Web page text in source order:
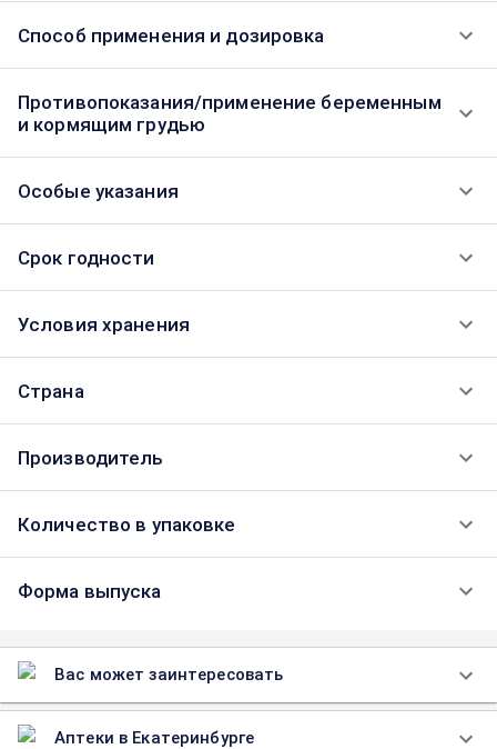
Способ применения и дозировка
Противопоказания/применение беременным
и кормящим грудью
Особые указания
Срок годности
Условия хранения
Страна
Производитель
Количество в упаковке
Форма выпуска
Вас может заинтересовать
Аптеки в Екатеринбурге